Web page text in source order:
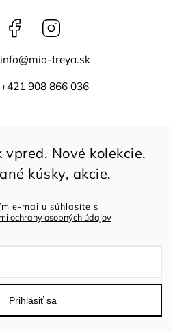
Facebook
info@mio-treya.sk
+421 908 866 036
e-mailu súhlasíte s
ochrany osobných údajov
Prihlásiť sa